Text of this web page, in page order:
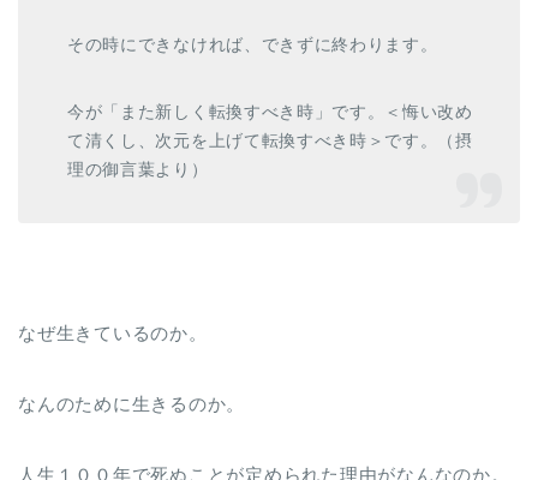
その時にできなければ、できずに終わります。
今が「また新しく転換すべき時」です。＜悔い改め
て清くし、次元を上げて転換すべき時＞です。（摂
理の御言葉より）
なぜ生きているのか。
なんのために生きるのか。
人生１００年で死ぬことが定められた理由がなんなのか。